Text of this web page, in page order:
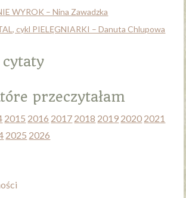
WYROK – Nina Zawadzka
cykl PIELĘGNIARKI – Danuta Chlupowa
przeczytałam
2015 2016 2017 2018 2019 2020 2021
2025 2026